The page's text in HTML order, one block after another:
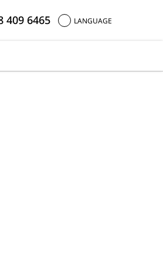
409 6465 LANGUAGE